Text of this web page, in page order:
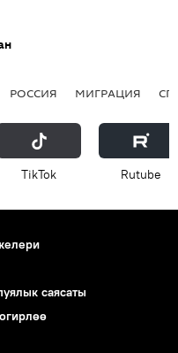
РОССИЯ МИГРАЦИЯ
ТikТоk Rutube
саясаты